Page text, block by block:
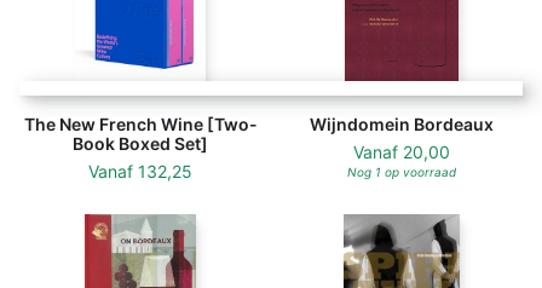
The New French Wine [Two-
Book Boxed Set]
Vanaf 132,25
Wijndomein Bordeaux
Vanaf 20,00
Nog 1 op voorraad